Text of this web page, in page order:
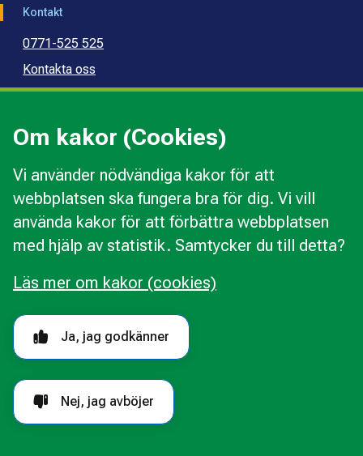
Om kakor (Cookies)
Vi använder nödvändiga kakor för att
webbplatsen ska fungera bra för dig. Vi vill
använda kakor för att förbättra webbplatsen
med hjälp av statistik. Samtycker du till detta?
Ja, jag godkänner
Nej, jag avböjer
Läs mer om kakor (cookies)
Kontakt
0771-525 525
Kontakta oss
Press
Kommunal budget- och skuldrådgivning
Om webbplatsen
Behandling av personuppgifter